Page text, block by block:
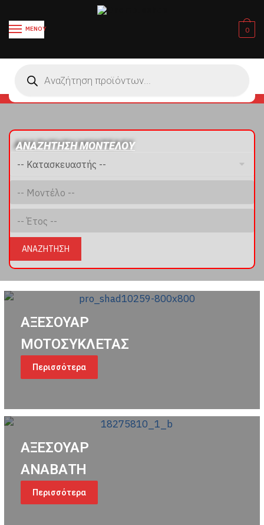
ΜΕΝΟΥ 0
ΑΝΑΖΗΤΗΣH ΜΟΝΤΕΛΟΥ
ΑΝΑΖΗΤΗΣΗ
ΑΞΕΣΟΥΑΡ
ΜΟΤΟΣΥΚΛΕΤΑΣ
Περισσότερα
ΑΞΕΣΟΥΑΡ
ΑΝΑΒΑΤΗ
Περισσότερα